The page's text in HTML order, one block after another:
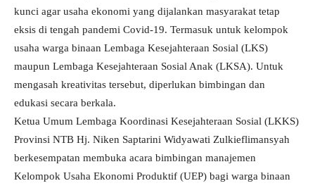
kunci agar usaha ekonomi yang dijalankan masyarakat tetap
eksis di tengah pandemi Covid-19. Termasuk untuk kelompok
usaha warga binaan Lembaga Kesejahteraan Sosial (LKS)
maupun Lembaga Kesejahteraan Sosial Anak (LKSA). Untuk
mengasah kreativitas tersebut, diperlukan bimbingan dan
edukasi secara berkala.
Ketua Umum Lembaga Koordinasi Kesejahteraan Sosial (LKKS)
Provinsi NTB Hj. Niken Saptarini Widyawati Zulkieflimansyah
berkesempatan membuka acara bimbingan manajemen
Kelompok Usaha Ekonomi Produktif (UEP) bagi warga binaan